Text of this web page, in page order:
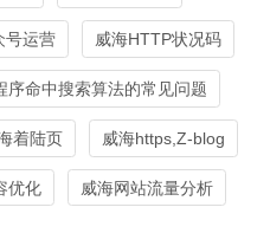
号运营 威海HTTP状况码
序命中搜索算法的常见问题
着陆页 威海https,Z-blog
优化 威海网站流量分析